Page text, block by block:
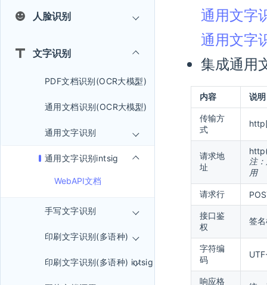
人脸识别
文字识别
PDF文档识别(OCR大模型)
通用文档识别(OCR大模型)
通用文字识别
通用文字识别intsig
WebAPI文档
手写文字识别
印刷文字识别(多语种)
印刷文字识别(多语种) intsig
通用文字
通用文字
集成通用
内容 说明
传输方
式
请求地
址
注
用
请求行
接口鉴
权
签
字符编
码
响应格